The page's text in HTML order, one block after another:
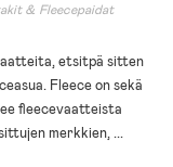
& Fleecepaidat
etsitpä sitten
Fleece on sekä
fleecevaatteista
merkkien,...